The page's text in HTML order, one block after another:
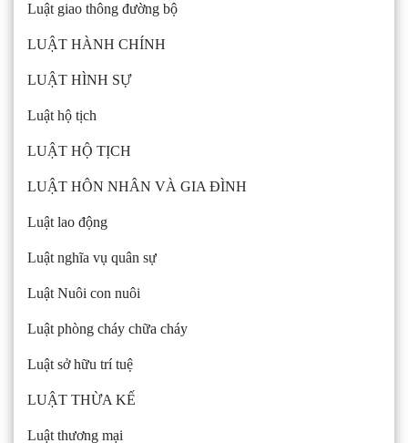
Luật giao thông đường bộ
LUẬT HÀNH CHÍNH
LUẬT HÌNH SỰ
Luật hộ tịch
LUẬT HỘ TỊCH
LUẬT HÔN NHÂN VÀ GIA ĐÌNH
Luật lao động
Luật nghĩa vụ quân sự
Luật Nuôi con nuôi
Luật phòng cháy chữa cháy
Luật sở hữu trí tuệ
LUẬT THỪA KẾ
Luật thương mại